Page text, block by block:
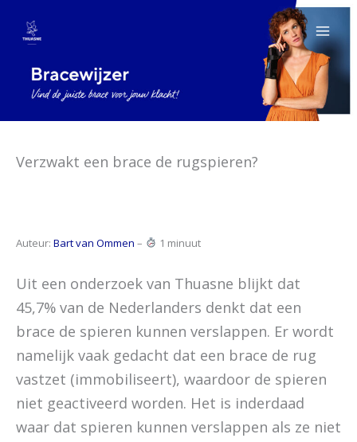
naar
inhoud
Verzwakt een brace de rugspieren?
Auteur: Bart van Ommen – 1 minuut
Uit een onderzoek van Thuasne blijkt dat
45,7% van de Nederlanders denkt dat een
brace de spieren kunnen verslappen. Er wordt
namelijk vaak gedacht dat een brace de rug
vastzet (immobiliseert), waardoor de spieren
niet geactiveerd worden. Het is inderdaad
waar dat spieren kunnen verslappen als ze niet